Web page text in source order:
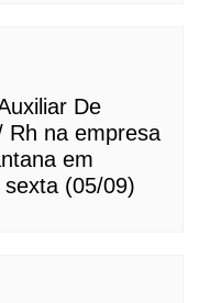
De
Rh na empresa
em
(05/09)